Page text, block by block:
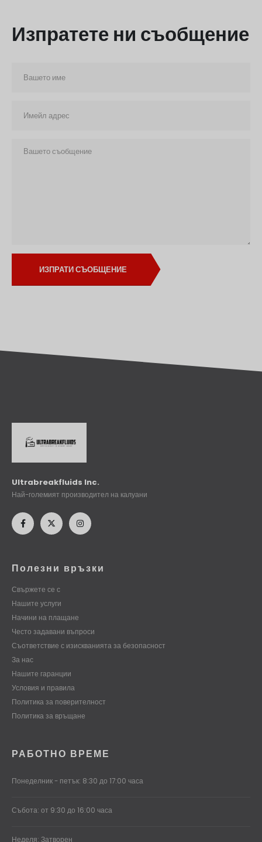
Изпратете ни съобщение
ИЗПРАТИ СЪОБЩЕНИЕ
Ultrabreakfluids Inc.
Най-големият производител на калуани
Полезни връзки
Свържете се с
Нашите услуги
Начини на плащане
Често задавани въпроси
Съответствие с изискванията за безопасност
За нас
Нашите гаранции
Условия и правила
Политика за поверителност
Политика за връщане
РАБОТНО ВРЕМЕ
Понеделник - петък: 8:30 до 17:00 часа
Събота: от 9:30 до 16:00 часа
Неделя: Затворен